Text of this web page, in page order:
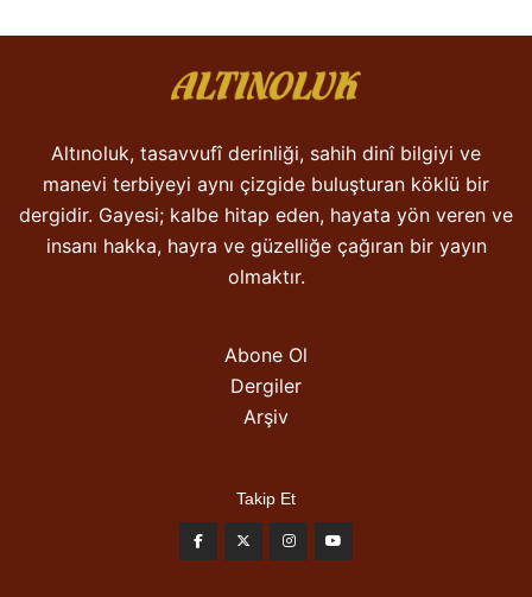
Altınoluk, tasavvufî derinliği, sahih dinî bilgiyi ve
manevi terbiyeyi aynı çizgide buluşturan köklü bir
dergidir. Gayesi; kalbe hitap eden, hayata yön veren ve
insanı hakka, hayra ve güzelliğe çağıran bir yayın
olmaktır.
Abone Ol
Dergiler
Arşiv
Takip Et